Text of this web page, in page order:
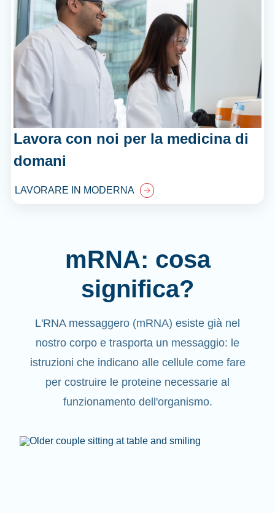
Lavora con noi per la medicina di
domani
LAVORARE IN MODERNA
mRNA: cosa
significa?
L'RNA messaggero (mRNA) esiste già nel
nostro corpo e trasporta un messaggio: le
istruzioni che indicano alle cellule come fare
per costruire le proteine necessarie al
funzionamento dell'organismo.